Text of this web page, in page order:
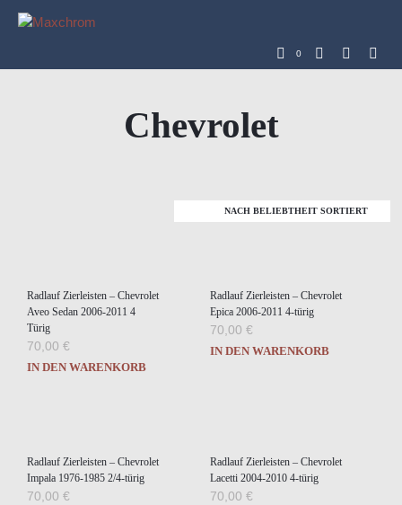
0
Chevrolet
Radlauf Zierleisten – Chevrolet
Aveo Sedan 2006-2011 4
Türig
70,00 €
IN DEN WARENKORB
Radlauf Zierleisten – Chevrolet
Epica 2006-2011 4-türig
70,00 €
IN DEN WARENKORB
Radlauf Zierleisten – Chevrolet
Impala 1976-1985 2/4-türig
70,00 €
Radlauf Zierleisten – Chevrolet
Lacetti 2004-2010 4-türig
70,00 €